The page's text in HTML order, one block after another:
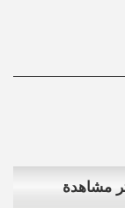
مشاهدة